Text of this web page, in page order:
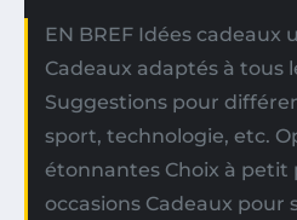
EN BREF Idées cadeaux
Cadeaux adaptés à tous
Suggestions pour
sport, technologie, etc.
étonnantes Choix à petit
occasions Cadeaux pour